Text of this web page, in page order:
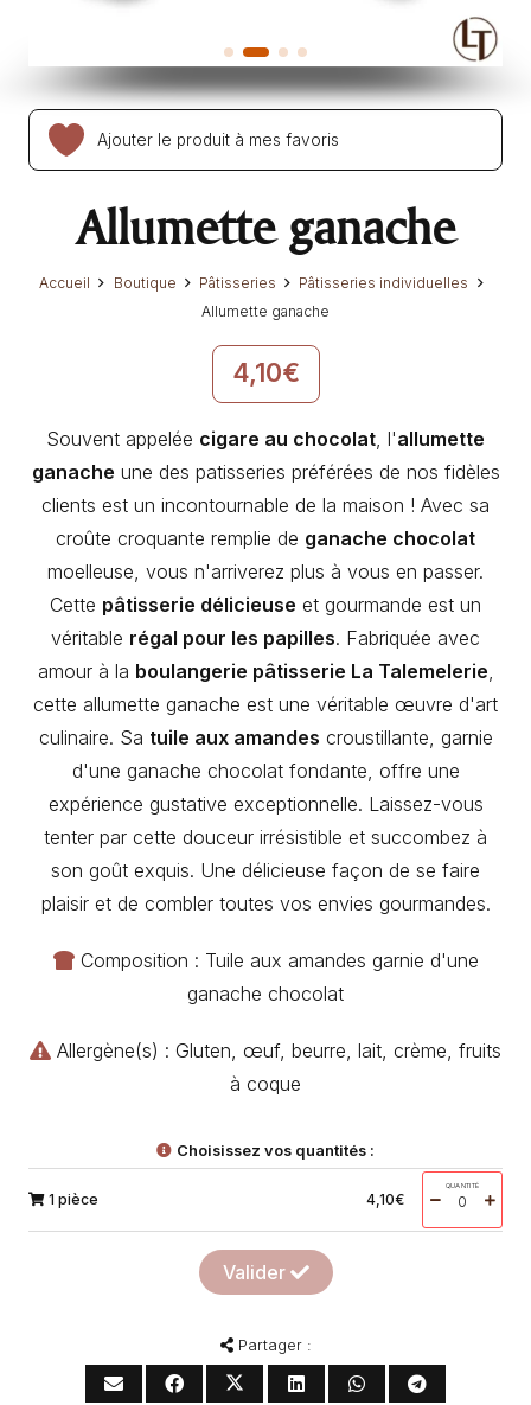
Ajouter le produit à mes favoris
Allumette ganache
Accueil Boutique Pâtisseries
Pâtisseries individuelles
Allumette ganache
4,10€
Souvent appelée cigare au chocolat , l'allumette
ganache une des patisseries préférées de nos fidèles
clients est un incontournable de la maison ! Avec sa
croûte croquante remplie de ganache chocolat
moelleuse, vous n'arriverez plus à vous en passer.
Cette pâtisserie délicieuse et gourmande est un
véritable régal pour les papilles. Fabriquée avec
amour à la boulangerie pâtisserie La Talemelerie
cette allumette ganache est une véritable œuvre d'art
culinaire. Sa tuile aux amandes croustillante, garnie
d'une ganache chocolat fondante, offre une
expérience gustative exceptionnelle. Laissez-vous
tenter par cette douceur irrésistible et succombez à
son goût exquis. Une délicieuse façon de se faire
plaisir et de combler toutes vos envies gourmandes.
Composition : Tuile aux amandes garnie d'une
ganache chocolat
Allergène(s) : Gluten, œuf, beurre, lait, crème, fruits
à coque
Choisissez vos quantités :
1 pièce 4,10€
QUANTITÉ
Valider
Partager :